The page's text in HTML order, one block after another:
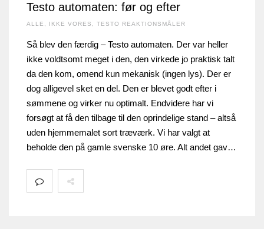
Testo automaten: før og efter
ALLE IKKE VORES TESTO REAKTIONSMÅLER
Så blev den færdig – Testo automaten. Der var heller
ikke voldtsomt meget i den, den virkede jo praktisk talt
da den kom, omend kun mekanisk (ingen lys). Der er
dog alligevel sket en del. Den er blevet godt efter i
sømmene og virker nu optimalt. Endvidere har vi
forsøgt at få den tilbage til den oprindelige stand – altså
uden hjemmemalet sort træværk. Vi har valgt at
beholde den på gamle svenske 10 øre. Alt andet gav…